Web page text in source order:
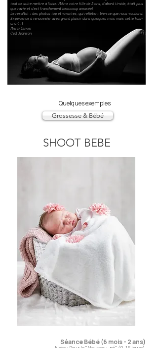
tout de suite mettre à l'aise! Même notre fille de 3 ans, d'abord timide, était plus
que ravie et s'est franchement beaucoup amusée!
Le résultat : des photos top et vivantes, qui reflètent bien ce que nous voulions!
Expérience à renouveler avec grand plaisir dans quelques mois mais cette fois-
ci à 4 :)
Merci Olivier
Ced Jeanson
Quelques exemples
Grossesse & Bébé
SHOOT BEBE
Séance Bébé (6 mois - 2 ans)